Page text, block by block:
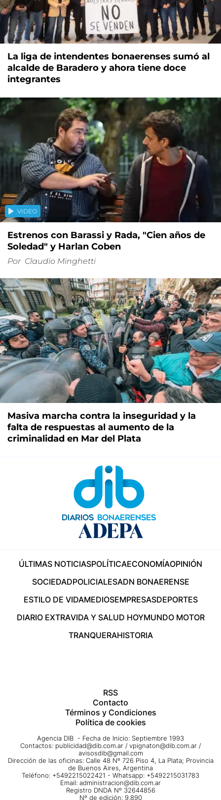
La liga de intendentes bonaerenses sumó al
alcalde de Baradero y ahora tiene doce
integrantes
VIDEO
Estrenos con Barassi y Rada, "Cien años de
Soledad" y Harlan Coben
Por Claudio Minghetti
Masiva marcha contra la inseguridad y la
falta de respuestas al aumento de la
criminalidad en Mar del Plata
ÚLTIMAS NOTICIASPOLÍTICAECONOMÍAOPINIÓN
SOCIEDADPOLICIALESADN BONAERENSE
ESTILO DE VIDAMEDIOSEMPRESASDEPORTES
DIARIO EXTRAVIDA Y SALUD HOYMUNDO MOTOR
TRANQUERAHISTORIA
RSS
Contacto
Términos y Condiciones
Política de cookies
Agencia DIB - Fecha de Inicio: Septiembre 1993
Contactos: publicidad@dib.com.ar / vpignaton@dib.com.ar /
avisosdib@gmail.com
Dirección de las oficinas: Calle 48 Nº 726 Piso 4, La Plata; Provincia
de Buenos Aires, Argentina
Teléfono: +5492215022421 - Whatsapp: +5492215031783
Email: administracion@dib.com.ar
Registro DNDA Nº 32644856
Nº de edición: 9.890